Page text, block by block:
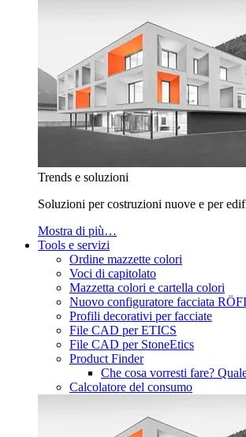
Trends e soluzioni
Soluzioni per costruzioni nuove e per
Mostra di più…
Tools e servizi
Ordine mazzette colori
Voci di capitolato
Mazzetta colori e cartella colori
Nuovo configuratore facciata
Profili decorativi per facciate
File CAD per ETICS
File CAD per StoneEtics
Product Finder
Che cosa vorresti fare?
Calcolatore del consumo